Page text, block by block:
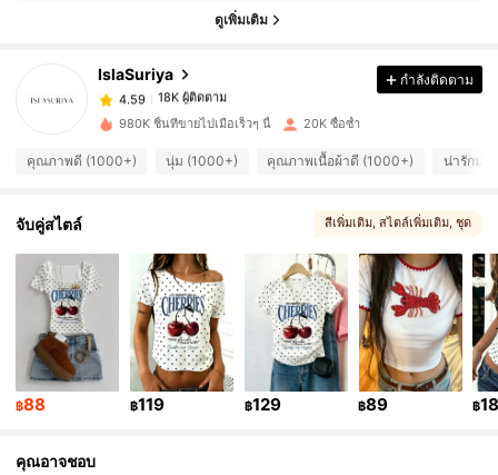
ดูเพิ่มเติม
IslaSuriya
18K ผู้ติดตาม
4.59
18K ผู้ติดตาม
n***4 จ่าย 1 วันที่ผ่านมา
4.59 18K ผู้ติดตาม
4.59 18K ผู้ติดตาม
4.59 18K ผู้ติดตาม
กำลังติดตาม
980K ชิ้นที่ขายไปเมื่อเร็วๆ นี้ 20K ซื้อซ้ำ
คุณภาพดี (1000+) นุ่ม (1000+) คุณภาพเนื้อผ้าดี (1000+) น่ารักมา
จับคู่สไตล์ สีเพิ่มเติม, สไตล์เพิ่มเติม, ชุด
฿88 ฿119 ฿129 ฿89 ฿
คุณอาจชอบ